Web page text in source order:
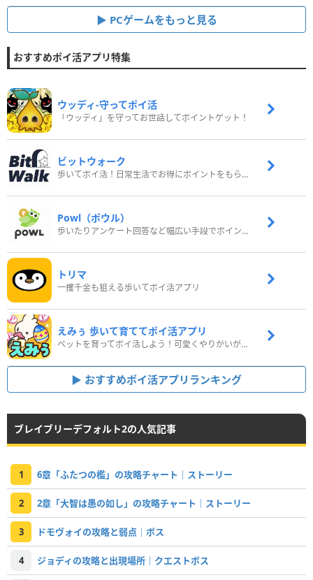
PCゲームをもっと見る
おすすめポイ活アプリ特集
ウッディ‐守ってポイ活
「ウッディ」を守ってお世話してポイントゲット！
ビットウォーク
歩いてポイ活！日常生活でお得にポイントをもらおう
Powl（ポウル）
歩いたりアンケート回答など幅広い手段でポイントをゲット
トリマ
一攫千金も狙える歩いてポイ活アプリ
えみぅ 歩いて育ててポイ活アプリ
ペットを育ってポイ活しよう！可愛くやりがいがある新感覚アプリ
おすすめポイ活アプリランキング
ブレイブリーデフォルト2の人気記事
1 6章「ふたつの檻」の攻略チャート｜ストーリー
2 2章「大智は愚の如し」の攻略チャート｜ストーリー
3 ドモヴォイの攻略と弱点｜ボス
4 ジョディの攻略と出現場所｜クエストボス